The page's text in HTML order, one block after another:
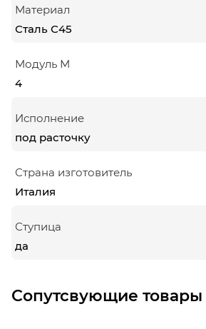
Материал
Сталь С45
Модуль М
4
Исполнение
под расточку
Страна изготовитель
Италия
Ступица
да
Сопутсвующие товары